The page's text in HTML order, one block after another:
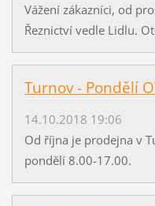
Vážení zákazníci, od
Řeznictví vedle Lidlu.
Turnov - Pondělí
14.10.2018 19:06
Od října je prodejna v
pondělí 8.00-17.00.